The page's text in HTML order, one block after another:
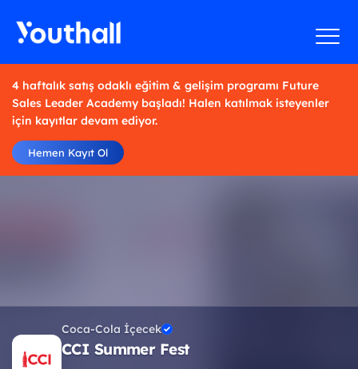
4 haftalık satış odaklı eğitim & gelişim programı Future
Sales Leader Academy başladı! Halen katılmak isteyenler
için kayıtlar devam ediyor.
Hemen Kayıt Ol
Coca-Cola İçecek
CCI Summer Fest